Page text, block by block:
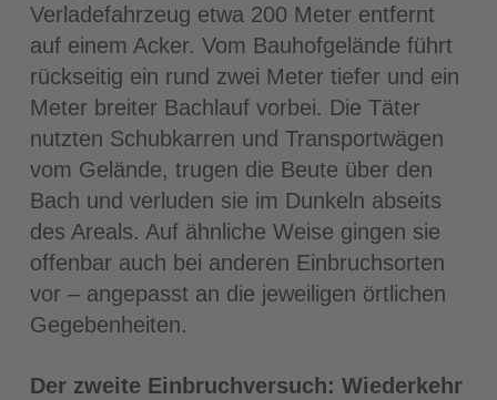
Verladefahrzeug etwa 200 Meter entfernt
auf einem Acker. Vom Bauhofgelände führt
rückseitig ein rund zwei Meter tiefer und ein
Meter breiter Bachlauf vorbei. Die Täter
nutzten Schubkarren und Transportwägen
vom Gelände, trugen die Beute über den
Bach und verluden sie im Dunkeln abseits
des Areals. Auf ähnliche Weise gingen sie
offenbar auch bei anderen Einbruchsorten
vor – angepasst an die jeweiligen örtlichen
Gegebenheiten.
Der zweite Einbruchversuch: Wiederkehr